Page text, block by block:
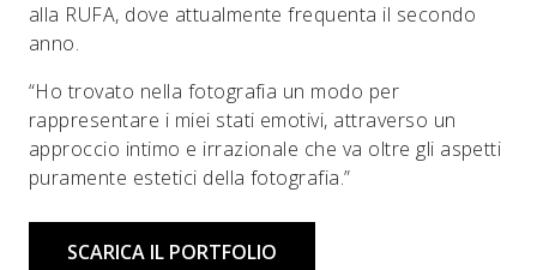
alla RUFA, dove attualmente frequenta il secondo
anno.
“Ho trovato nella fotografia un modo per
rappresentare i miei stati emotivi, attraverso un
approccio intimo e irrazionale che va oltre gli aspetti
puramente estetici della fotografia.”
SCARICA IL PORTFOLIO